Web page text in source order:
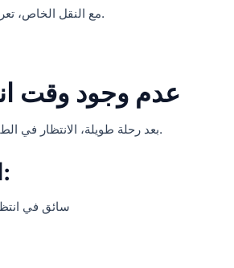
👉 مع النقل الخاص، تعرف دائمًا ما ستدفعه.
🕒 2. عدم وجود وقت
بعد رحلة طويلة، الانتظار في الطابور هو آخر شيء تريده.
النقل الخاص:
✔ سائق في